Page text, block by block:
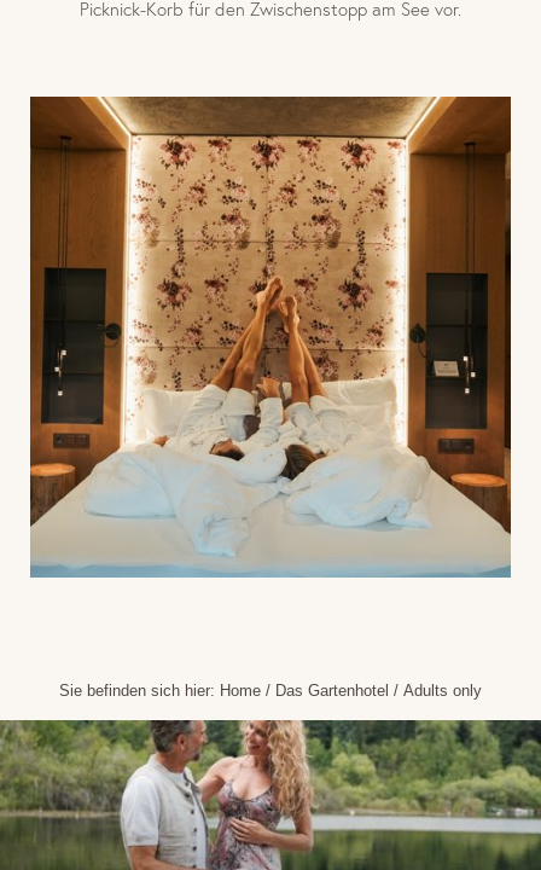
Picknick-Korb für den Zwischenstopp am See vor.
Sie befinden sich hier: Home / Das Gartenhotel / Adults only